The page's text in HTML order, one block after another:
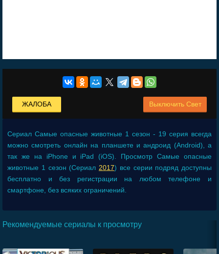
Выключить Свет
ЖАЛОБА
Сериал Самые опасные животные 1 сезон - 19 серия всегда
можно смотреть онлайн на планшете и андроид (Android), а
так же на iPhone и iPad (iOS). Просмотр Самые опасные
животные 1 сезон (Сериал 2017) все серии подряд доступны
бесплатно и без регистрации на любом телефоне и
смартфоне, без всяких ограничений.
Рекомендуемые сериалы к просмотру